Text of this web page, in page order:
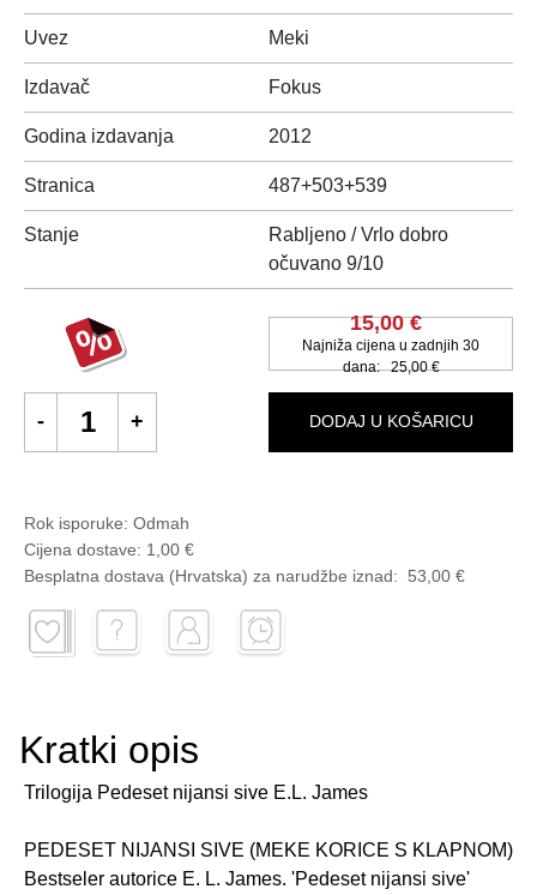
Uvez Meki
Izdavač Fokus
Godina izdavanja 2012
Stranica 487+503+539
Stanje
Rabljeno / Vrlo dobro
očuvano 9/10
15,00 €
Najniža cijena u zadnjih 30
dana:25,00 €
DODAJ U KOŠARICU
Rok isporuke: Odmah
Cijena dostave: 1,00 €
Besplatna dostava (Hrvatska) za narudžbe iznad: 53,00 €
Kratki opis
Trilogija Pedeset nijansi sive E.L. James
PEDESET NIJANSI SIVE (MEKE KORICE S KLAPNOM)
Bestseler autorice E. L. James. 'Pedeset nijansi sive'